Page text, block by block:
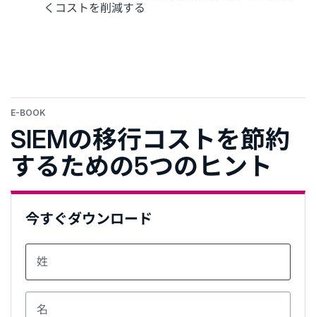
くコストを削減する
E-BOOK
SIEMの移行コストを節約
するための5つのヒント
今すぐダウンロード
姓
名